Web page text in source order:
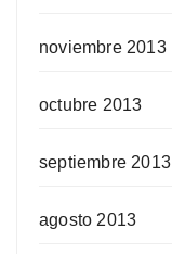
noviembre 2013
octubre 2013
septiembre 2013
agosto 2013